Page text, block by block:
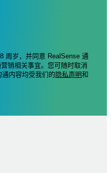
周岁，并同意 RealSense 通
销相关事宜。您可随时取消
内容均受我们的隐私声明和